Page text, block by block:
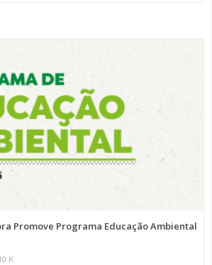
Promove Programa Educação Ambiental
K